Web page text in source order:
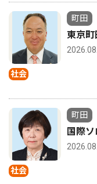
社会
町田
東京町
社会
町田
国際